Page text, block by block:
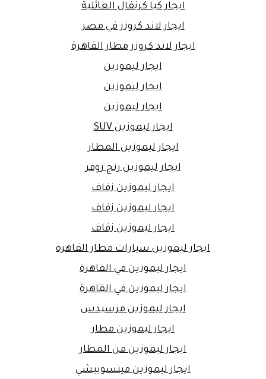
ايجار كيا كرنفال العائلية
ايجار لاند كروزر في مصر
ايجار لاند كروزر مطار القاهرة
ايجار ليموزين
ايجار ليموزين
ايجار ليموزين
ايجار ليموزين SUV
ايجار ليموزين المطار
ايجار ليموزين رنج روفر
ايجار ليموزين زفاف
ايجار ليموزين زفاف
ايجار ليموزين زفاف
ايجار ليموزين سيارات مطار القاهرة
ايجار ليموزين في القاهرة
ايجار ليموزين في القاهرة
ايجار ليموزين مرسيدس
ايجار ليموزين مطار
ايجار ليموزين من المطار
ايجار ليموزين ميتسوبيشي